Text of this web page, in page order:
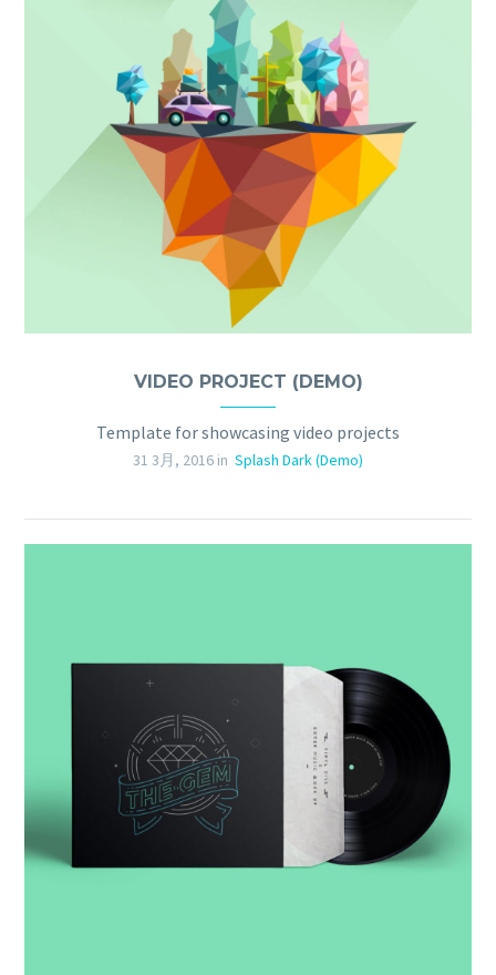
VIDEO PROJECT (DEMO)
Template for showcasing video projects
31 3月, 2016 in Splash Dark (Demo)